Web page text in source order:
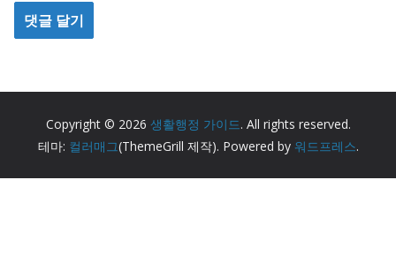
Copyright © 2026 생활행정 가이드. All rights reserved.
테마: 컬러매그(ThemeGrill 제작). Powered by 워드프레스.